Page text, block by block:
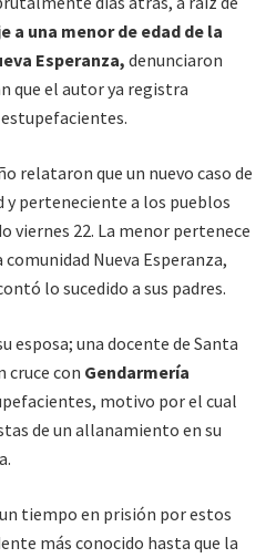
a una menor de edad de la
Esperanza, denunciaron
que el autor ya registra
relataron que un nuevo caso de
y perteneciente a los pueblos
viernes 22. La menor pertenece
Nueva Esperanza,
lo sucedido a sus padres.
esposa; una docente de Santa
cruce con Gendarmería
motivo por el cual
de un allanamiento en su
tiempo en prisión por estos
más conocido hasta que la